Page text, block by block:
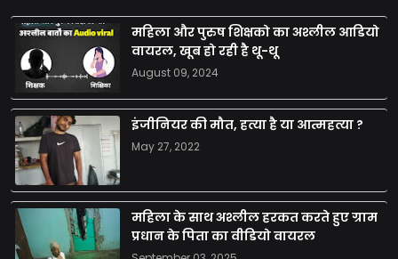
महिला और पुरुष शिक्षको का अश्लील आडियो
वायरल, खूब हो रही है थू-थू
August 09, 2024
इंजीनियर की मौत, हत्या है या आत्महत्या ?
May 27, 2022
महिला के साथ अश्लील हरकत करते हुए ग्राम
प्रधान के पिता का वीडियो वायरल